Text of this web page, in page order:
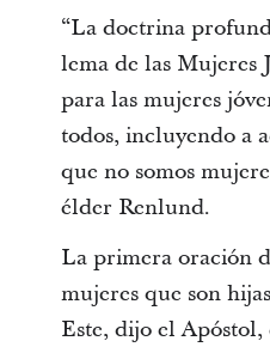
“La doctrina
lema de las Mujeres
para las mujeres
todos, incluyendo a
que no somos
élder Renlund.
La primera oración
mujeres que son
Este, dijo el Apóstol,